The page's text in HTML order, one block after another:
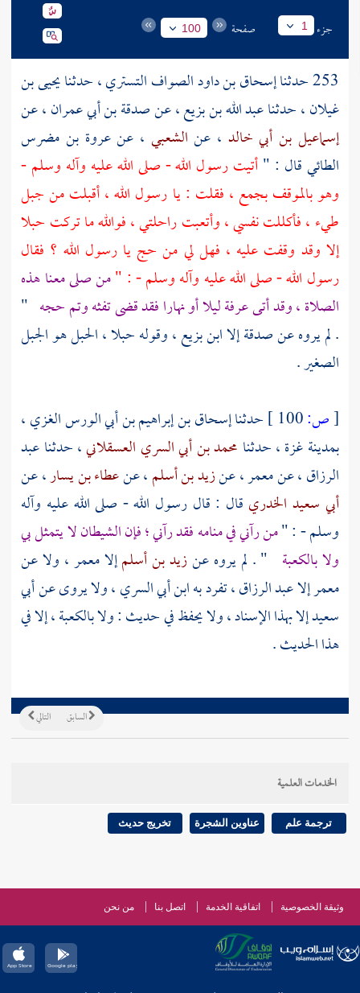
جزء 1 صفحة 100
253 حدثنا إسحاق بن داود الصواف التستري، حدثنايحيى بن
غيلان، حدثناعبد الله بن بزيع، عنصدقة بن أبي عمران، عن
إسماعيل بن أبي خالد ، عن الشعبي ، عنعروة بن مضرس
الطائيقال : "أتيت رسول الله - صلى الله عليه وآله وسلم -
وهو بالموقف بجمع ، فقلت : يا رسول الله ، أقبلت منجبل
طيء ، فأكللت نفسي ، وأتعبت راحلتي ، فوالله ما تركت حبلا
إلا وقد وقفت عليه ، فهل لي من حج يا رسول الله ؟ فقال
رسول الله - صلى الله عليه وآله وسلم - : "من صلى معنا هذه
الصلاة ، وقد أتىعرفةليلا أو نهارا فقد قضى تفثه وتم حجه "
. لم يروه عنصدقةإلاابن بزيع، وقوله حبلا ، الحبل هو الجبل
الصغير .
[ص: حدثناإسحاق بن إبراهيم بن أبي الورس الغزي،
بمدينة غزة، حدثنا محمد بن أبي السري العسقلاني، حدثناعبد
الرزاق، عنمعمر، عنزيد بن أسلم، عنعطاء بن يسار، عن
أبي سعيد الخدري قال : قال رسول الله - صلى الله عليه وآله
وسلم - : "من رآني في منامه فقد رآني ؛ فإن الشيطان لا يتمثل بي
ولابالكعبة " . لم يروه عنزيد بن أسلمإلامعمر، ولا عن
معمرإلاعبد الرزاق، تفرد بهابن أبي السري، ولا يروى عنأبي
سعيدإلا بهذا الإسناد ، ولا يحفظ في حديث : ولابالكعبة، إلا في
هذا الحديث .
التالي السابق
الخدمات العلمية
ترجمة علم عناوين الشجرة تخريج حديث
وثيقة الخصوصية اتفاقية الخدمة اتصل بنا من نحن